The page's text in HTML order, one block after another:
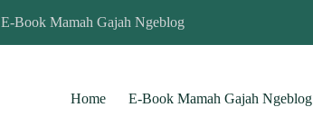
E-Book Mamah Gajah Ngeblog
Home E-Book Mamah Gajah Ngeblog